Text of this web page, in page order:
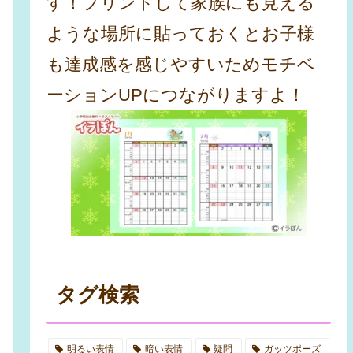
ような場所に貼っておくとお子様
も達成感を感じやすいためモチベ
ーションUPにつながりますよ！
タグ検索
明るい表情 暗い表情 疑問 ガッツポーズ